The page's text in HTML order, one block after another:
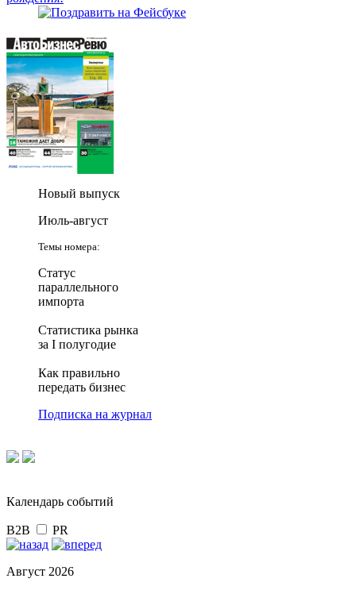
Новый выпуск
Июль-август
Темы номера:
Статус
параллельного
импорта
Статистика рынка
за I полугодие
Как правильно
передать бизнес
Подписка на журнал
Календарь событий
B2B PR
Август 2026